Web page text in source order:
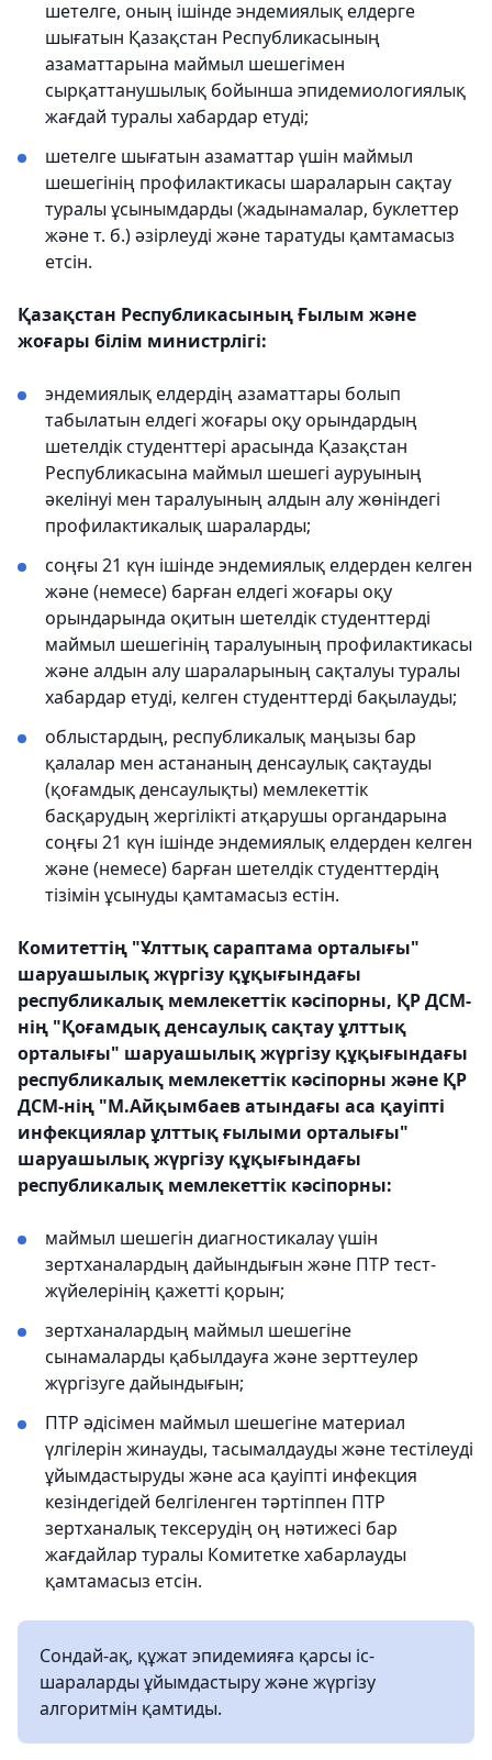
шетелге, оның ішінде эндемиялық елдерге
шығатын Қазақстан Республикасының
азаматтарына маймыл шешегімен
сырқаттанушылық бойынша эпидемиологиялық
жағдай туралы хабардар етуді;
шетелге шығатын азаматтар үшін маймыл
шешегінің профилактикасы шараларын сақтау
туралы ұсынымдарды (жадынамалар, буклеттер
және т. б.) әзірлеуді және таратуды қамтамасыз
етсін.
Қазақстан Республикасының Ғылым және
жоғары білім министрлігі:
эндемиялық елдердің азаматтары болып
табылатын елдегі жоғары оқу орындардың
шетелдік студенттері арасында Қазақстан
Республикасына маймыл шешегі ауруының
әкелінуі мен таралуының алдын алу жөніндегі
профилактикалық шараларды;
соңғы 21 күн ішінде эндемиялық елдерден келген
және (немесе) барған елдегі жоғары оқу
орындарында оқитын шетелдік студенттерді
маймыл шешегінің таралуының профилактикасы
және алдын алу шараларының сақталуы туралы
хабардар етуді, келген студенттерді бақылауды;
облыстардың, республикалық маңызы бар
қалалар мен астананың денсаулық сақтауды
(қоғамдық денсаулықты) мемлекеттік
басқарудың жергілікті атқарушы органдарына
соңғы 21 күн ішінде эндемиялық елдерден келген
және (немесе) барған шетелдік студенттердің
тізімін ұсынуды қамтамасыз естін.
Комитеттің "Ұлттық сараптама орталығы"
шаруашылық жүргізу құқығындағы
республикалық мемлекеттік кәсіпорны, ҚР ДСМ-
нің "Қоғамдық денсаулық сақтау ұлттық
орталығы" шаруашылық жүргізу құқығындағы
республикалық мемлекеттік кәсіпорны және ҚР
ДСМ-нің "М.Айқымбаев атындағы аса қауіпті
инфекциялар ұлттық ғылыми орталығы"
шаруашылық жүргізу құқығындағы
республикалық мемлекеттік кәсіпорны:
маймыл шешегін диагностикалау үшін
зертханалардың дайындығын және ПТР тест-
жүйелерінің қажетті қорын;
зертханалардың маймыл шешегіне
сынамаларды қабылдауға және зерттеулер
жүргізуге дайындығын;
ПТР әдісімен маймыл шешегіне материал
үлгілерін жинауды, тасымалдауды және тестілеуді
ұйымдастыруды және аса қауіпті инфекция
кезіндегідей белгіленген тәртіппен ПТР
зертханалық тексерудің оң нәтижесі бар
жағдайлар туралы Комитетке хабарлауды
қамтамасыз етсін.
Сондай-ақ, құжат эпидемияға қарсы іс-
шараларды ұйымдастыру және жүргізу
алгоритмін қамтиды.